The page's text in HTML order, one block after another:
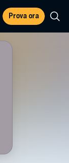
Prova ora